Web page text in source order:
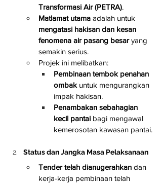
Transformasi Air (PETRA).
Matlamat utama adalah untuk
mengatasi hakisan dan kesan
fenomena air pasang besar yang
semakin serius.
Projek ini melibatkan:
Pembinaan tembok penahan
ombak untuk mengurangkan
impak hakisan.
Penambakan sebahagian
kecil pantai bagi mengawal
kemerosotan kawasan pantai.
Status dan Jangka Masa Pelaksanaan
Tender telah dianugerahkan dan
kerja-kerja pembinaan telah